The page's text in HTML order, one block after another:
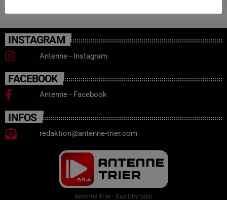
INSTAGRAM
Antenne - Instagram
FACEBOOK
Antenne - Facebook
INFOS
redaktion@antenne-trier.com
Antenne Trier - Das Cityradio